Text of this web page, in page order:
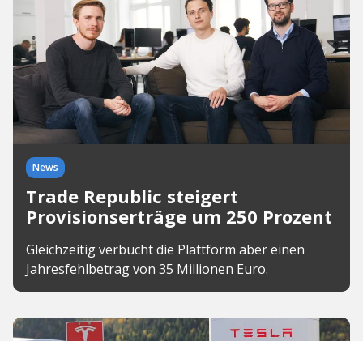
News
Trade Republic steigert
Provisionserträge um 250 Prozent
Gleichzeitig verbucht die Plattform aber einen
Jahresfehlbetrag von 35 Millionen Euro.